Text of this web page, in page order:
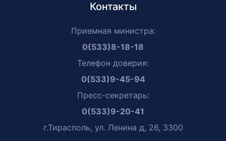
Контакты
Приемная министра:
0(533)8-18-18
Телефон доверия:
0(533)9-45-94
Пресс-секретарь:
0(533)9-20-41
г.Тирасполь, ул. Ленина д, 26, 3300